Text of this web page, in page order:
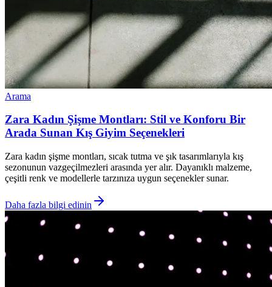
Arama
Zara Kadın Şişme Montları: Stil ve Konforu Bir
Arada Sunan Kış Giyim Seçenekleri
Zara kadın şişme montları, sıcak tutma ve şık tasarımlarıyla kış
sezonunun vazgeçilmezleri arasında yer alır. Dayanıklı malzeme,
çeşitli renk ve modellerle tarzınıza uygun seçenekler sunar.
Daha fazla bilgi edinin